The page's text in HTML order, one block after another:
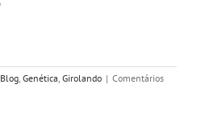
Blog, Genética, Girolando | Comentários